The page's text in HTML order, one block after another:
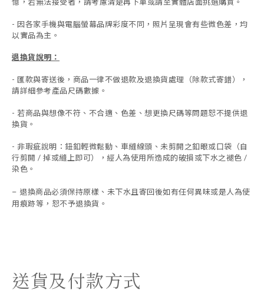
- 因各家手機與電腦螢幕品牌彩度不同，照片呈現會有些微色差，均
以實品為主。
退換貨說明：
- 匯款與寄送後，商品一律不做退款及退換貨處理（除款式寄錯），
請詳細參考產品尺碼數據 。
- 若商品與想像不符、不合適、色差、想更換尺碼等問題恕不提供退
換貨。
- 非瑕疵說明：鈕釦輕微鬆動、車縫線頭、未剪開之釦眼或口袋（自
行剪開 / 掉或縫上即可），經人為使用所造成的破損或下水之褪色 /
染色。
- 退換商品必須保持原樣、未下水且寄回後如有任何異味或是人為使
用痕跡等 ， 恕不予退換貨。
送貨及付款方式